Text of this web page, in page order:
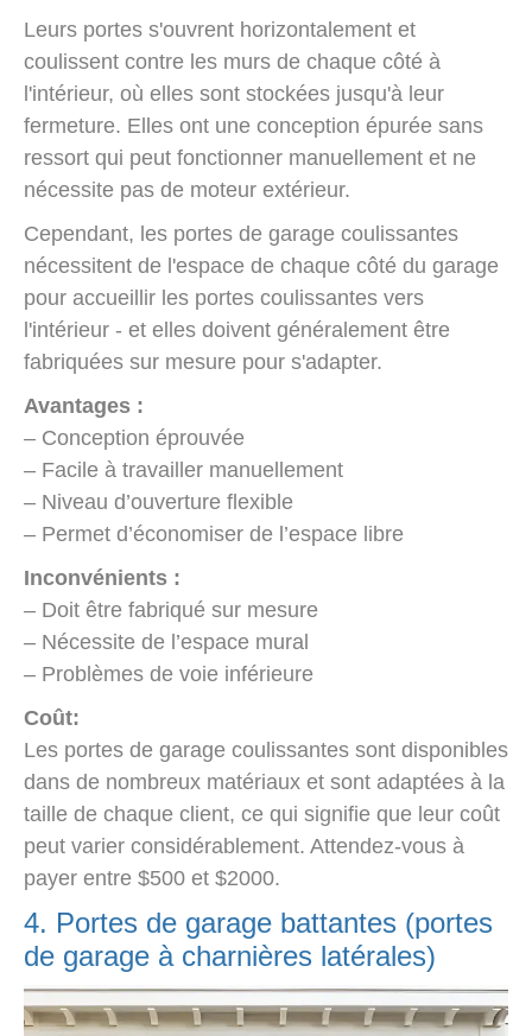
Leurs portes s'ouvrent horizontalement et
coulissent contre les murs de chaque côté à
l'intérieur, où elles sont stockées jusqu'à leur
fermeture. Elles ont une conception épurée sans
ressort qui peut fonctionner manuellement et ne
nécessite pas de moteur extérieur.
Cependant, les portes de garage coulissantes
nécessitent de l'espace de chaque côté du garage
pour accueillir les portes coulissantes vers
l'intérieur - et elles doivent généralement être
fabriquées sur mesure pour s'adapter.
Avantages :
– Conception éprouvée
– Facile à travailler manuellement
– Niveau d’ouverture flexible
– Permet d’économiser de l’espace libre
Inconvénients :
– Doit être fabriqué sur mesure
– Nécessite de l’espace mural
– Problèmes de voie inférieure
Coût:
Les portes de garage coulissantes sont disponibles
dans de nombreux matériaux et sont adaptées à la
taille de chaque client, ce qui signifie que leur coût
peut varier considérablement. Attendez-vous à
payer entre $500 et $2000.
4. Portes de garage battantes (portes
de garage à charnières latérales)